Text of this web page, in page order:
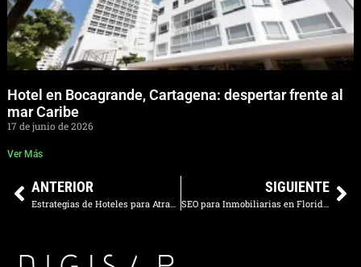
Hotel en Bocagrande, Cartagena: despertar frente al
mar Caribe
17 de junio de 2026
Ver Más
ANTERIOR
Estrategias de Hoteles para Atraer Clientes y Aumentar Reservas
SIGUIENTE
SEO para Inmobiliarias en Florida: Posiciona Propiedades de Lujo